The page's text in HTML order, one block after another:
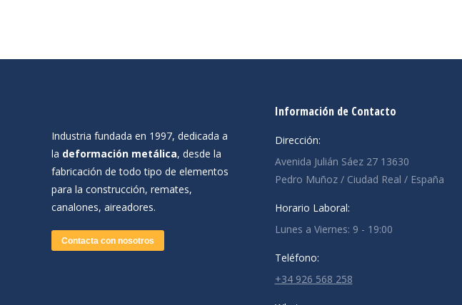
Industria fundada en 1997, dedicada a
la deformación metálica, desde la
fabricación de todo tipo de elementos
para la construcción, remates,
canalones, aireadores.
Contacta con nosotros
Información de Contacto
Dirección:
Avenida Julián Sáez 27 13630
Pedro Muñoz / Ciudad Real / España
Horario Laboral:
Lunes a Viernes: 9 - 19:00
Teléfono:
+34 926 568 258